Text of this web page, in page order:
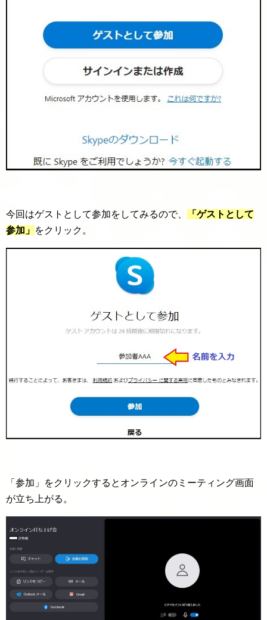
今回はゲストとして参加をしてみるので、
「ゲストとして
参加」 をクリック。
「参加」をクリックするとオンラインのミーティング画面
が立ち上がる。